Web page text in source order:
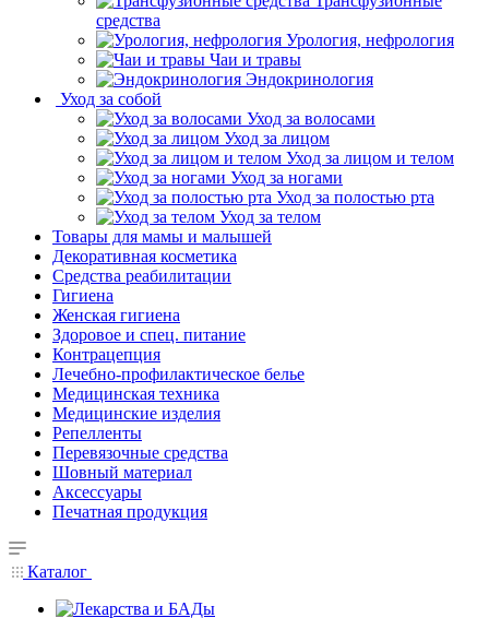
средства
Урология, нефрология
Чаи и травы
Эндокринология
Уход за собой
Уход за волосами
Уход за лицом
Уход за лицом и телом
Уход за ногами
Уход за полостью рта
Уход за телом
Товары для мамы и малышей
Декоративная косметика
Средства реабилитации
Гигиена
Женская гигиена
Здоровое и спец. питание
Контрацепция
Лечебно-профилактическое белье
Медицинская техника
Медицинские изделия
Репелленты
Перевязочные средства
Шовный материал
Аксессуары
Печатная продукция
Каталог